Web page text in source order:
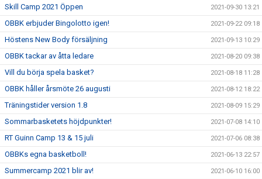
Skill Camp 2021 Öppen 2021-09-30 13:21
OBBK erbjuder Bingolotto igen! 2021-09-22 09:18
Höstens New Body försäljning 2021-09-13 10:29
OBBK tackar av åtta ledare 2021-08-20 09:38
Vill du börja spela basket? 2021-08-18 11:28
OBBK håller årsmöte 26 augusti 2021-08-12 18:22
Träningstider version 1.8 2021-08-09 15:29
Sommarbasketets höjdpunkter! 2021-07-08 14:10
RT Guinn Camp 13 & 15 juli 2021-07-06 08:38
OBBKs egna basketboll! 2021-06-13 22:57
Summercamp 2021 blir av! 2021-06-10 16:00